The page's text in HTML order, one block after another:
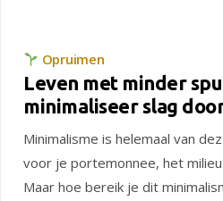
Opruimen
Leven met minder
minimaliseer slag
Minimalisme is helemaal van
voor je portemonnee, het
Maar hoe bereik je dit